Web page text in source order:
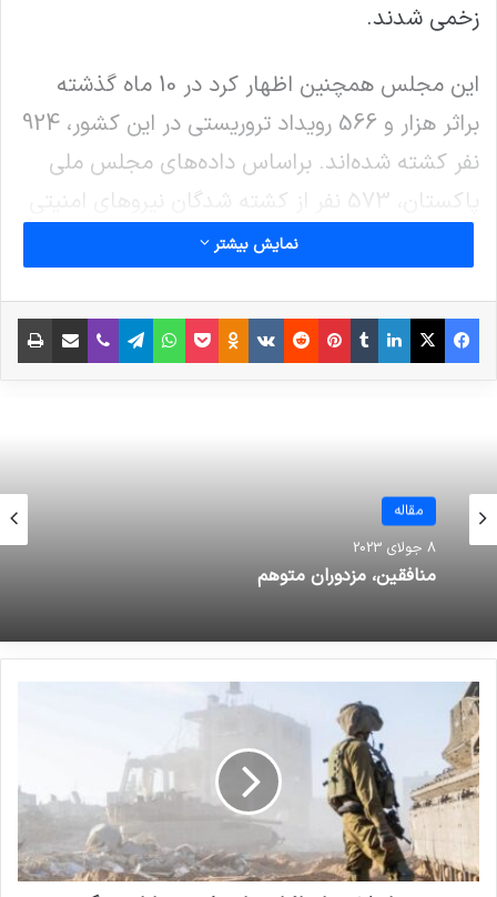
زخمی شدند.
این مجلس همچنین اظهار کرد در 10 ماه گذشته
براثر هزار و 566 رویداد تروریستی در این کشور، 924
نفر کشته شده‌اند. براساس داده‌های مجلس ملی
پاکستان، 573 نفر از کشته شدگان نیروهای امنیتی
به گزارش مجلس ملی پاکستان، هزار و 353 تن از
زخمی‌ها نیروهای امنیتی بودند که تقریبا 64 درصد
بررسی فیلم‌ها و سریال‌های ایرانی با
موضوع داعش
مجلس پاکستان تصریح کرد ایالت خیبرپختونخوا در
این مدت شاهد بیشترین رویداد تروریستی بوده که
نمایش بیشتر
فیس بوک X لینکدین
‫تامبلر‫پین‌ترست
‫رددیت‫VKontakte
‫Odnoklassniki
پاکتواتس آپ تلگراموایبر اشتراک گذاری از طریق ایمیل
مقاله
8 جولای 2023
منافقین، مزدوران متوهم